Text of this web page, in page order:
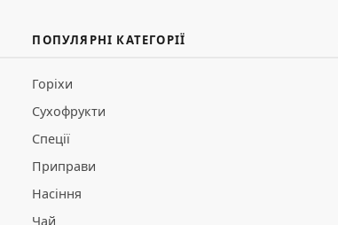
ПОПУЛЯРНІ КАТЕГОРІЇ
Горіхи
Сухофрукти
Спеції
Приправи
Насіння
Чай